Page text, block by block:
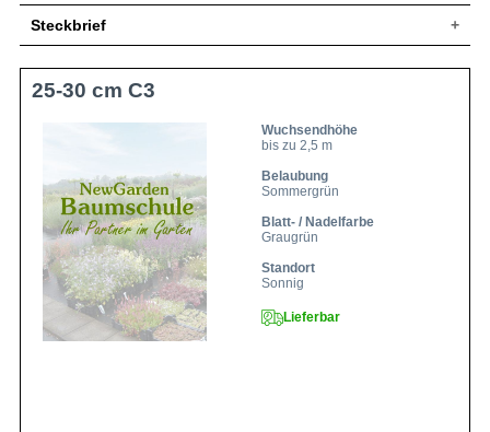
Steckbrief
Wuchs
Großstrauch, aufrecht, dichtbuschig, gut
verzweigt, leicht überhängend, bis zu 250
Blatt
Sommergrün, länglich-eiförmig bis
lanzettlich, spitz zulaufend, Oberseite
graugrün, Unterseite graufilzig, bis zu 15
cm lang
Frucht
-
Blüte
Violettblau, in 10 bis 25 cm langen Rispen
zusammen, reichblühend
Blütezeit
Juli bis Oktober
Rinde
Graubraun
25-30 cm C3
Wuchsendhöhe
bis zu 2,5 m
Belaubung
Sommergrün
Blatt- / Nadelfarbe
Graugrün
Standort
Sonnig
Lieferbar